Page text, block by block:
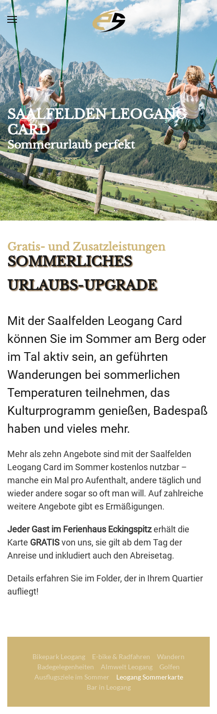
Skip to main content
SAALFELDEN LEOGANG
CARD
Sommerurlaub perfekt
Gratis- und Zusatzleistungen
SOMMERLICHES
URLAUBS-UPGRADE
Mit der Saalfelden Leogang Card
können Sie im Sommer am Berg oder
im Tal aktiv sein, an geführten
Wanderungen bei sommerlichen
Temperaturen teilnehmen, das
Kulturprogramm genießen, Badespaß
haben und vieles mehr.
Mehr als zehn Angebote sind mit der Saalfelden
Leogang Card im Sommer kostenlos nutzbar –
manche ein Mal pro Aufenthalt, andere täglich und
wieder andere sogar so oft man will. Auf zahlreiche
weitere Angebote gibt es Ermäßigungen.
Jeder Gast im Ferienhaus Eckingspitzerhält die
Karte GRATISvon uns, sie gilt ab dem Tag der
Anreise und inkludiert auch den Abreisetag.
Details erfahren Sie im Folder, der in Ihrem Quartier
aufliegt!
Bikepark Leogang E-bike & Radfahren
Wandern
Badegelegenheiten
Almwelt Leogang
Golfen
Ausflugsziele im Sommer
Leogang Sommerkarte
Bar in Leogang